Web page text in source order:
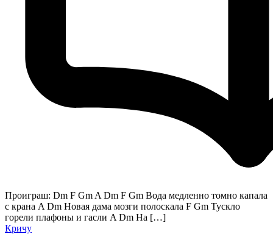
Проиграш: Dm F Gm A Dm F Gm Вода медленно томно капала
с крана A Dm Новая дама мозги полоскала F Gm Тускло
горели плафоны и гасли A Dm На […]
Кричу